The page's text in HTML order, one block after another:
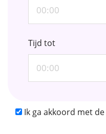
Tijd tot
Ik ga akkoord met de